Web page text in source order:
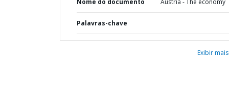
Nome do documento Austria - The economy
Palavras-chave
Exibir mais